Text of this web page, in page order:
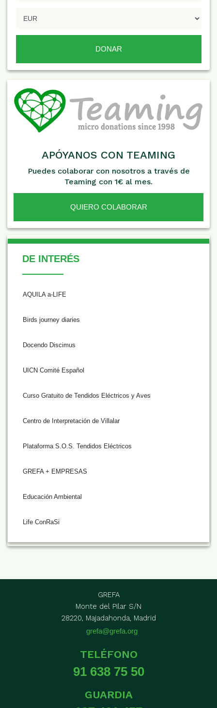
APÓYANOS CON TEAMING
Puedes colaborar con nosotros a través de
Teaming con 1€ al mes.
QUIERO COLABORAR
De Interés
DE INTERÉS
AQUILA a-LIFE
Birds journey diaries
Docendo Discimus
UICN Comité Español
Curso Gratuito de Tendidos Eléctricos y Aves
Centro de Interpretación de Villalar
Plataforma S.O.S. Tendidos Eléctricos
GREFA + EMPRESAS
Educación Ambiental
Life ConRaSi
GREFA
Monte del Pilar S/N
28220, Majadahonda, Madrid
grefa@grefa.org
TELÉFONO
91 638 75 50
GUARDIA